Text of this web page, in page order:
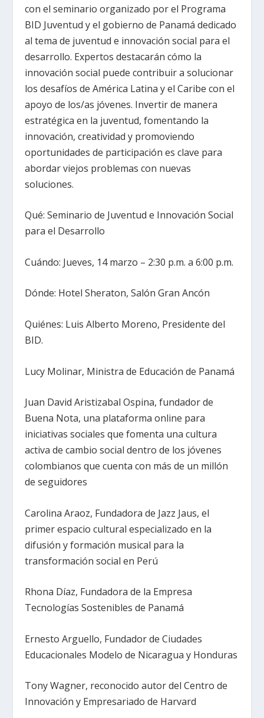
con el seminario organizado por el Programa
BID Juventud y el gobierno de Panamá dedicado
al tema de juventud e innovación social para el
desarrollo. Expertos destacarán cómo la
innovación social puede contribuir a solucionar
los desafíos de América Latina y el Caribe con el
apoyo de los/as jóvenes. Invertir de manera
estratégica en la juventud, fomentando la
innovación, creatividad y promoviendo
oportunidades de participación es clave para
abordar viejos problemas con nuevas
soluciones.
Qué: Seminario de Juventud e Innovación Social
para el Desarrollo
Cuándo: Jueves, 14 marzo – 2:30 p.m. a 6:00 p.m.
Dónde: Hotel Sheraton, Salón Gran Ancón
Quiénes: Luis Alberto Moreno, Presidente del
BID.
Lucy Molinar, Ministra de Educación de Panamá
Juan David Aristizabal Ospina, fundador de
Buena Nota, una plataforma online para
iniciativas sociales que fomenta una cultura
activa de cambio social dentro de los jóvenes
colombianos que cuenta con más de un millón
de seguidores
Carolina Araoz, Fundadora de Jazz Jaus, el
primer espacio cultural especializado en la
difusión y formación musical para la
transformación social en Perú
Rhona Díaz, Fundadora de la Empresa
Tecnologías Sostenibles de Panamá
Ernesto Arguello, Fundador de Ciudades
Educacionales Modelo de Nicaragua y Honduras
Tony Wagner, reconocido autor del Centro de
Innovación y Empresariado de Harvard